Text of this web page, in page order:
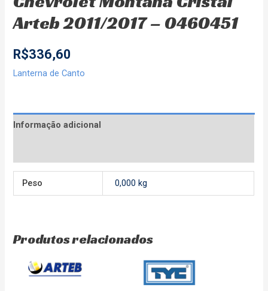
Arteb 2011/2017 – 0460451
R$336,60
Lanterna de Canto
Informação adicional
Peso 0,000 kg
Produtos relacionados